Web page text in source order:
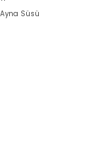
Süsü